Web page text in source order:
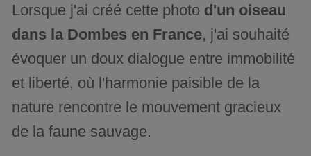
Lorsque j'ai créé cette photo d'un oiseau
dans la Dombes en France, j'ai souhaité
évoquer un doux dialogue entre immobilité
et liberté, où l'harmonie paisible de la
nature rencontre le mouvement gracieux
de la faune sauvage.